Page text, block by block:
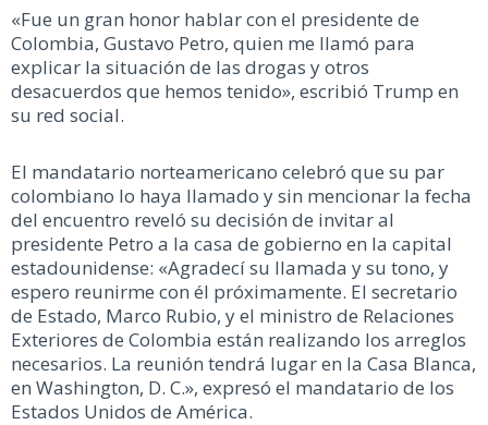
«Fue un gran honor hablar con el presidente de
Colombia, Gustavo Petro, quien me llamó para
explicar la situación de las drogas y otros
desacuerdos que hemos tenido», escribió Trump en
su red social.
El mandatario norteamericano celebró que su par
colombiano lo haya llamado y sin mencionar la fecha
del encuentro reveló su decisión de invitar al
presidente Petro a la casa de gobierno en la capital
estadounidense: «Agradecí su llamada y su tono, y
espero reunirme con él próximamente. El secretario
de Estado, Marco Rubio, y el ministro de Relaciones
Exteriores de Colombia están realizando los arreglos
necesarios. La reunión tendrá lugar en la Casa Blanca,
en Washington, D. C.», expresó el mandatario de los
Estados Unidos de América.